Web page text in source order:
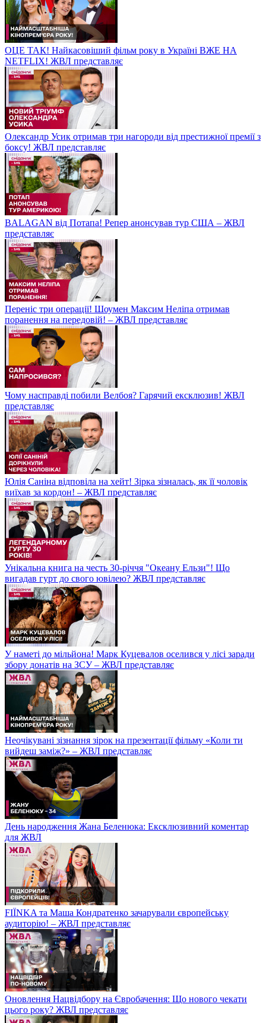
ОЦЕ ТАК! Найкасовіший фільм року в Україні ВЖЕ НА
NETFLIX! ЖВЛ представляє
Олександр Усик отримав три нагороди від престижної премії з
боксу! ЖВЛ представляє
BALAGAN від Потапа! Репер анонсував тур США – ЖВЛ
представляє
Переніс три операції! Шоумен Максим Неліпа отримав
поранення на передовій! – ЖВЛ представляє
Чому насправді побили Велбоя? Гарячий ексклюзив! ЖВЛ
представляє
Юлія Саніна відповіла на хейт! Зірка зізналась, як її чоловік
виїхав за кордон! – ЖВЛ представляє
Унікальна книга на честь 30-річчя "Океану Ельзи"! Що
вигадав гурт до свого ювілею? ЖВЛ представляє
У наметі до мільйона! Марк Куцевалов оселився у лісі заради
збору донатів на ЗСУ – ЖВЛ представляє
Неочікувані зізнання зірок на презентації фільму «Коли ти
вийдеш заміж?» – ЖВЛ представляє
День народження Жана Беленюка: Ексклюзивний коментар
для ЖВЛ
FIЇNKA та Маша Кондратенко зачарували європейську
аудиторію! – ЖВЛ представляє
Оновлення Нацвідбору на Євробачення: Що нового чекати
цього року? ЖВЛ представляє